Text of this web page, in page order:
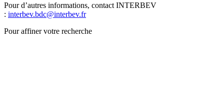
Pour d’autres informations, contact INTERBEV
: interbev.bdc@interbev.fr
Pour affiner votre recherche